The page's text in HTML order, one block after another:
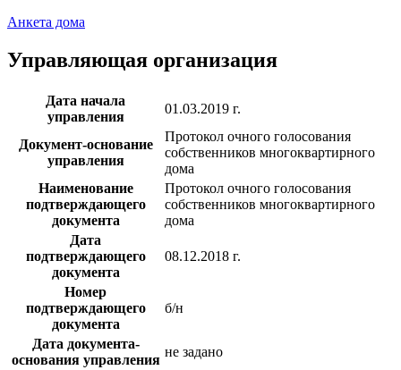
Анкета дома
Управляющая организация
Дата начала
управления
01.03.2019 г.
Документ-основание
управления
Протокол очного голосования
собственников многоквартирного
дома
Наименование
подтверждающего
документа
Протокол очного голосования
собственников многоквартирного
дома
Дата
подтверждающего
документа
08.12.2018 г.
Номер
подтверждающего
документа
б/н
Дата документа-
основания управления
не задано